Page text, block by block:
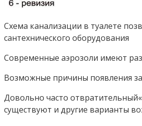
Схема канализации в туалете
сантехнического оборудования
Современные аэрозоли имеют
Возможные причины появления
Довольно часто
существуют и другие варианты